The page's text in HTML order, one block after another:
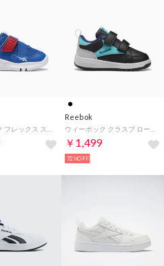
Reebok
￥1,499
72%OFF